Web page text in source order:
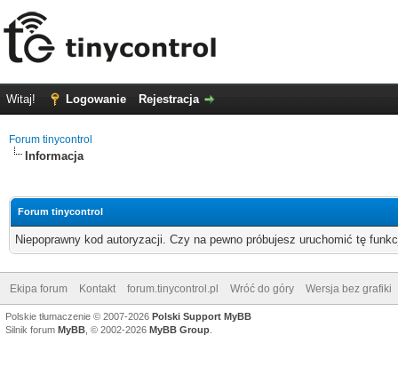
Witaj! Logowanie Rejestracja
Forum tinycontrol
Informacja
Forum tinycontrol
Niepoprawny kod autoryzacji. Czy na pewno próbujesz uruchomić tę
Ekipa forum Kontakt forum.tinycontrol.pl Wróć do góry Wersja bez grafiki
Polskie tłumaczenie © 2007-2026 Polski Support MyBB
Silnik forum MyBB , © 2002-2026 MyBB Group